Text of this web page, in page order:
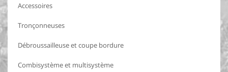
Accessoires
Tronçonneuses
Débroussailleuse et coupe bordure
Combisystème et multisystème